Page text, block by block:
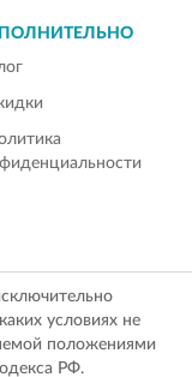
условиях не
положениями
РФ.